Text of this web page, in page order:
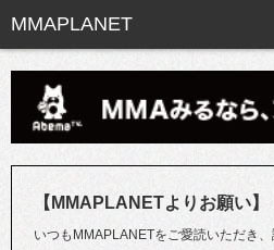
【MMAPLANETよりお願い】
いつもMMAPLANETをご愛読いただき、